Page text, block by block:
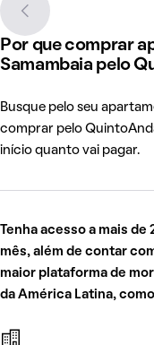
Por que comprar
Samambaia pelo
Busque pelo seu
comprar pelo
início quanto vai pagar.
Tenha acesso a mais
mês, além de contar
maior plataforma de
da América Latina,